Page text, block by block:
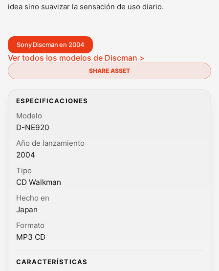
idea sino suavizar la sensación de uso diario.
Sony Discman en 2004
Ver todos los modelos de Discman >
SHARE ASSET
ESPECIFICACIONES
Modelo
D-NE920
Año de lanzamiento
2004
Tipo
CD Walkman
Hecho en
Japan
Formato
MP3 CD
CARACTERÍSTICAS